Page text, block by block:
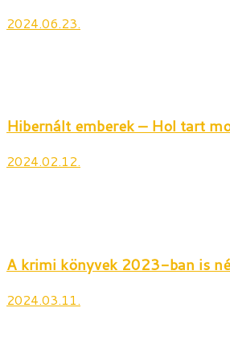
2024.06.23.
Hibernált emberek – Hol tart
2024.02.12.
A krimi könyvek 2023-ban is
2024.03.11.